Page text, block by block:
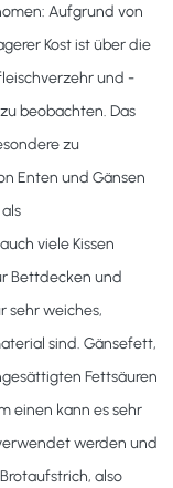
Aufgrund von
Kost ist über die
und -
beobachten. Das
zu
Enten und Gänsen
viele Kissen
Bettdecken und
sehr weiches,
sind. Gänsefett,
Fettsäuren
einen kann es sehr
werden und
also